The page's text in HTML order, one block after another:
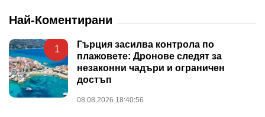
Най-Коментирани
1
Гърция засилва контрола по
плажовете: Дронове следят за
незаконни чадъри и ограничен
достъп
08.08.2026 18:40:56